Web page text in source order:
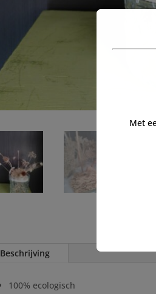
Beschrijving
100% ecologisch
Met